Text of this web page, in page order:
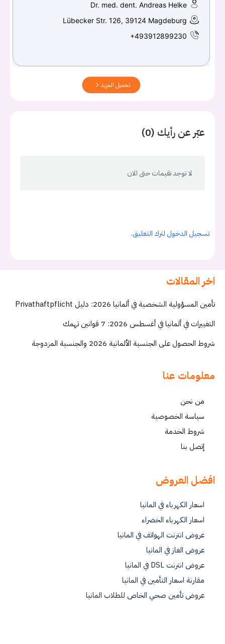
Dr. med. dent. Andreas Helke
Lübecker Str. 126, 39124 Magdeburg
+493912899230
تحميل المزيد
عبّر عن رأيك (0)
لا توجد تقيمات حتى الان
تسجيل الدخول لترك التعليق.
اخر المقالات
تأمين المسؤولية الشخصية في ألمانيا 2026: دليل Privathaftpflicht
التغييرات في ألمانيا في أغسطس 2026: 7 قوانين تهمك
شروط الحصول على الجنسية الألمانية 2026 والجنسية المزدوجة
معلومات عنا
من نحن
سياسة الخصوصية
شروط الخدمة
إتصل بنا
افضل العروض
اسعار الكهرباء في المانيا
اسعار الكهرباء الخضراء
عروض انترنت الهواتف في المانيا
عروض الغاز في المانيا
عروض انترنت DSL في المانيا
مقارنة اسعار التأمين في المانيا
عروض تأمين صحي الخاص للطلاب المانيا